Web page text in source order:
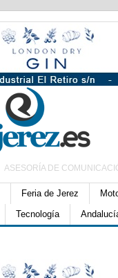
ASESORÍA DE
Feria de Jerez
Tecnología